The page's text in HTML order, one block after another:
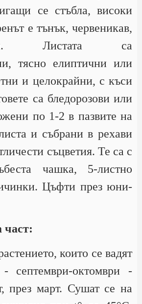
се стъбла, високи
е тънък, червеникав,
Листата са
тясно елиптични или
и целокрайни, с къси
са бледорозови или
по 1-2 в пазвите на
и събрани в рехави
съцветия. Те са с
чашка, 5-листно
Цъфти през юни-
част:
които се вадят
септември-октомври -
през март. Сушат се на